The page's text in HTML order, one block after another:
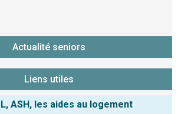
Actualité seniors
Liens utiles
ASH, les aides au logement